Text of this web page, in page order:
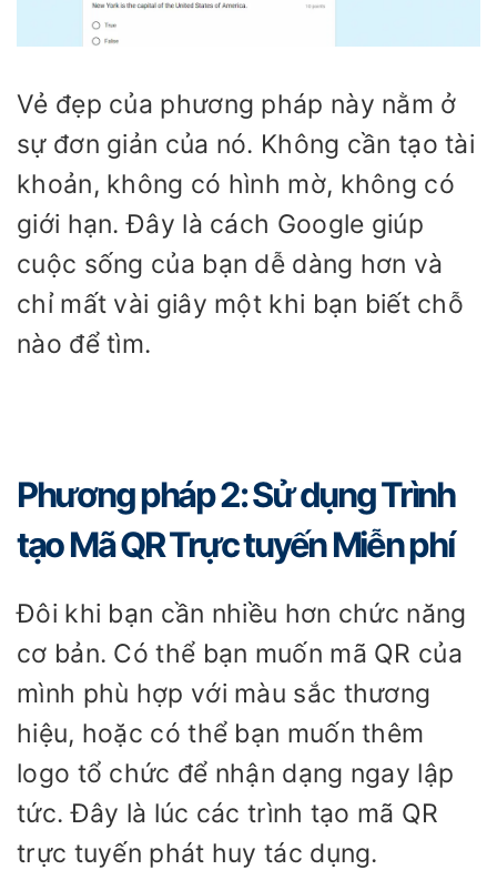
Vẻ đẹp của phương pháp này nằm ở
sự đơn giản của nó. Không cần tạo tài
khoản, không có hình mờ, không có
giới hạn. Đây là cách Google giúp
cuộc sống của bạn dễ dàng hơn và
chỉ mất vài giây một khi bạn biết chỗ
nào để tìm.
Phương pháp 2: Sử dụng Trình
tạo Mã QR Trực tuyến Miễn phí
Đôi khi bạn cần nhiều hơn chức năng
cơ bản. Có thể bạn muốn mã QR của
mình phù hợp với màu sắc thương
hiệu, hoặc có thể bạn muốn thêm
logo tổ chức để nhận dạng ngay lập
tức. Đây là lúc các trình tạo mã QR
trực tuyến phát huy tác dụng.